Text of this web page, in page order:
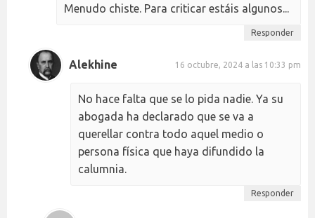
Menudo chiste. Para criticar estáis algunos...
Responder
Alekhine 16 octubre, 2024 a las 10:33 pm
No hace falta que se lo pida nadie. Ya su
abogada ha declarado que se va a
querellar contra todo aquel medio o
persona física que haya difundido la
calumnia.
Responder